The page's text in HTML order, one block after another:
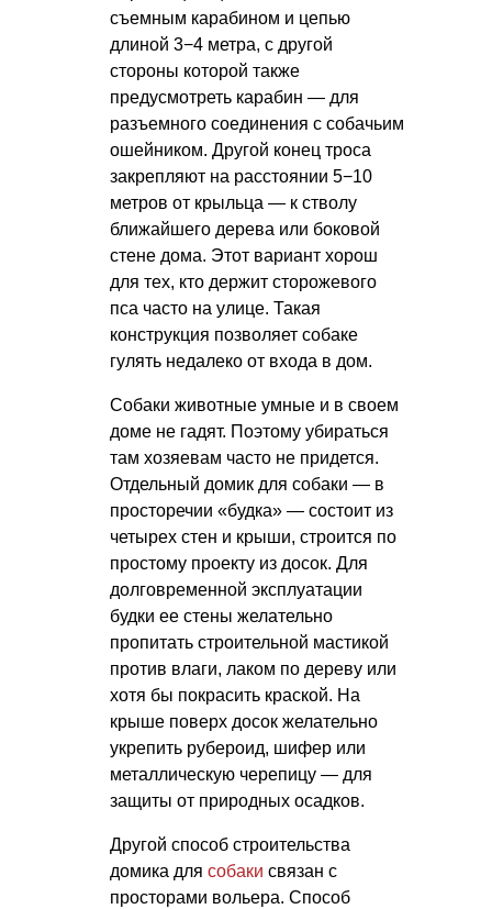
съемным карабином и цепью
длиной 3−4 метра, с другой
стороны которой также
предусмотреть карабин — для
разъемного соединения с собачьим
ошейником. Другой конец троса
закрепляют на расстоянии 5−10
метров от крыльца — к стволу
ближайшего дерева или боковой
стене дома. Этот вариант хорош
для тех, кто держит сторожевого
пса часто на улице. Такая
конструкция позволяет собаке
гулять недалеко от входа в дом.
Собаки животные умные и в своем
доме не гадят. Поэтому убираться
там хозяевам часто не придется.
Отдельный домик для собаки — в
просторечии «будка» — состоит из
четырех стен и крыши, строится по
простому проекту из досок. Для
долговременной эксплуатации
будки ее стены желательно
пропитать строительной мастикой
против влаги, лаком по дереву или
хотя бы покрасить краской. На
крыше поверх досок желательно
укрепить рубероид, шифер или
металлическую черепицу — для
защиты от природных осадков.
Другой способ строительства
домика для собаки связан с
просторами вольера. Способ